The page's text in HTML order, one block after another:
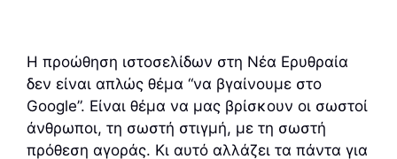
Η προώθηση ιστοσελίδων στη Νέα Ερυθραία
δεν είναι απλώς θέμα “να βγαίνουμε στο
Google”. Είναι θέμα να μας βρίσκουν οι σωστοί
άνθρωποι, τη σωστή στιγμή, με τη σωστή
πρόθεση αγοράς. Κι αυτό αλλάζει τα πάντα για